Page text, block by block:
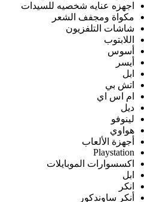
اجهزه عنايه شخصيه للسيدات
مكواة ومجفف الشعر
شاشات التلفزيون
اللابتوب
أسوس
أيسر
ابل
اتش بي
ام اس اي
ديل
لينوفو
هواوي
أجهزة الألعاب
Playstation
اكسسوارات الموبايلات
ابل
انكر
أنكر ساوندكور